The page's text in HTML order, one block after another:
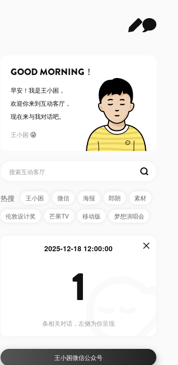
GOOD MORNING！
早安！ 我是王小困 ，
欢迎你来到互动客厅，
现在来与我对话吧。
王小困 😜
热搜 王小困 微信 海报 郎朗 素材
伦敦设计奖 芒果TV 移动版 梦想演唱会
2025-12-18 12:00:00
1
条相关对话，左侧为你呈现
王小困微信公众号